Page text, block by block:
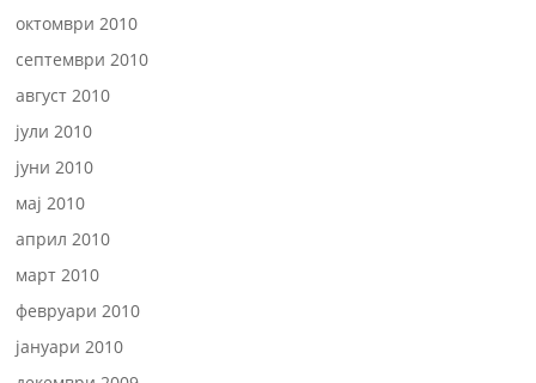
октомври 2010
септември 2010
август 2010
јули 2010
јуни 2010
мај 2010
април 2010
март 2010
февруари 2010
јануари 2010